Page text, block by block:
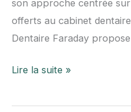
son approche centrée
offerts au cabinet
Dentaire Faraday propose
Le
dentaire
Lire la suite »